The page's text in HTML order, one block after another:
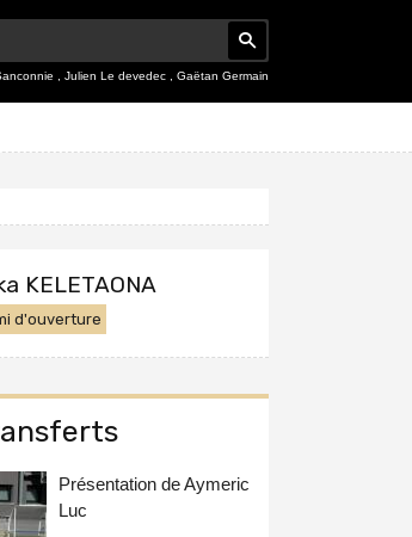
Julien Le devedec Gaëtan Germain
KELETAONA
d'ouverture
Présentation de Aymeric
Luc